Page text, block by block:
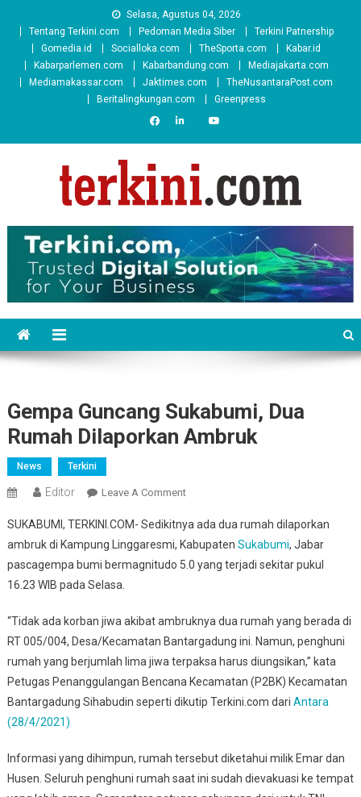
Selasa, Agustus 04, 2026
Tentang Terkini.com
Pedoman Media Siber
Terkini Patnership
Gomedia.id
Socialloka.com TheSporta.com
Kabar.id
Kabarparlemen.com
Kabarbandung.com
Mediajakarta.com
Mediamakassar.com
Jaktimes.com
TheNusantaraPost.com
Beritalingkungan.com
Greenpress
Gempa Guncang Sukabumi, Dua
Rumah Dilaporkan Ambruk
News Terkini
Editor Leave A CommentOn
Guncang
Sukabumi,
Dua
Ambruk
SUKABUMI, TERKINI.COM- Sedikitnya ada dua rumah dilaporkan
ambruk di Kampung Linggaresmi, Kabupaten Sukabumi, Jabar
pascagempa bumi bermagnitudo 5.0 yang terjadi sekitar pukul
16.23 WIB pada Selasa.
“Tidak ada korban jiwa akibat ambruknya dua rumah yang berada di
RT 005/004, Desa/Kecamatan Bantargadung ini. Namun, penghuni
rumah yang berjumlah lima jiwa terpaksa harus diungsikan,” kata
Petugas Penanggulangan Bencana Kecamatan (P2BK) Kecamatan
Bantargadung Sihabudin seperti dikutip Terkini.com dari Antara
(28/4/2021)
Informasi yang dihimpun, rumah tersebut diketahui milik Emar dan
Husen. Seluruh penghuni rumah saat ini sudah dievakuasi ke tempat